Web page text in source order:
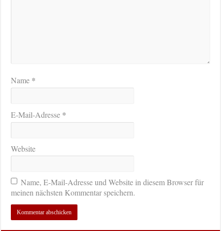
Name *
E-Mail-Adresse *
Website
Name, E-Mail-Adresse und Website in diesem Browser für
meinen nächsten Kommentar speichern.